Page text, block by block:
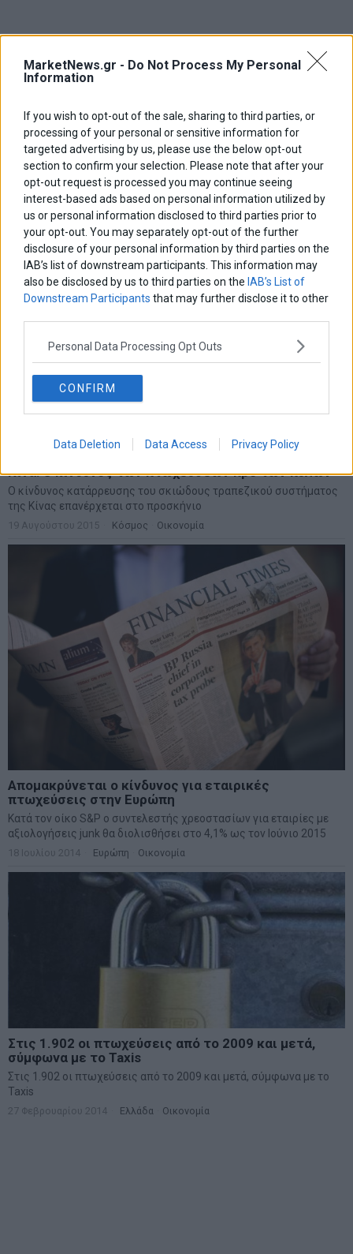
MarketNews.gr - Do Not Process My Personal
Information
If you wish to opt-out of the sale, sharing to third parties, or
processing of your personal or sensitive information for
targeted advertising by us, please use the below opt-out
section to confirm your selection. Please note that after your
opt-out request is processed you may continue seeing
interest-based ads based on personal information utilized by
us or personal information disclosed to third parties prior to
your opt-out. You may separately opt-out of the further
disclosure of your personal information by third parties on the
IAB’s list of downstream participants. This information may
also be disclosed by us to third parties on the IAB’s List of
Downstream Participants that may further disclose it to other
Personal Data Processing Opt Outs
CONFIRM
Data Deletion Data Access Privacy Policy
Κίνα: Ο κίνδυνος των πτωχεύσεων προ των πυλών
Ο κίνδυνος κατάρρευσης του σκιώδους τραπεζικού συστήματος
της Κίνας επανέρχεται στο προσκήνιο
19 Αυγούστου 2015 Κόσμος Οικονομία
Απομακρύνεται ο κίνδυνος για εταιρικές
πτωχεύσεις στην Ευρώπη
Κατά τον οίκο S&P ο συντελεστής χρεοστασίων για εταιρίες με
αξιολογήσεις junk θα διολισθήσει στο 4,1% ως τον Ιούνιο 2015
18 Ιουλίου 2014 Ευρώπη Οικονομία
Στις 1.902 οι πτωχεύσεις από το 2009 και μετά,
σύμφωνα με το Taxis
Στις 1.902 οι πτωχεύσεις από το 2009 και μετά, σύμφωνα με το
Taxis
27 Φεβρουαρίου 2014 Ελλάδα Οικονομία